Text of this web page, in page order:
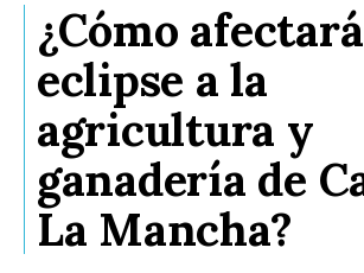
¿Cómo
eclipse a la
agricultura y
ganadería de
La Mancha?